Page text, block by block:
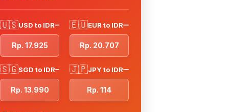
🇺🇸USD to IDR
Rp. 17.925
🇪🇺EUR to IDR
Rp. 20.707
🇸🇬SGD to IDR
Rp. 13.990
🇯🇵JPY to IDR
Rp. 114